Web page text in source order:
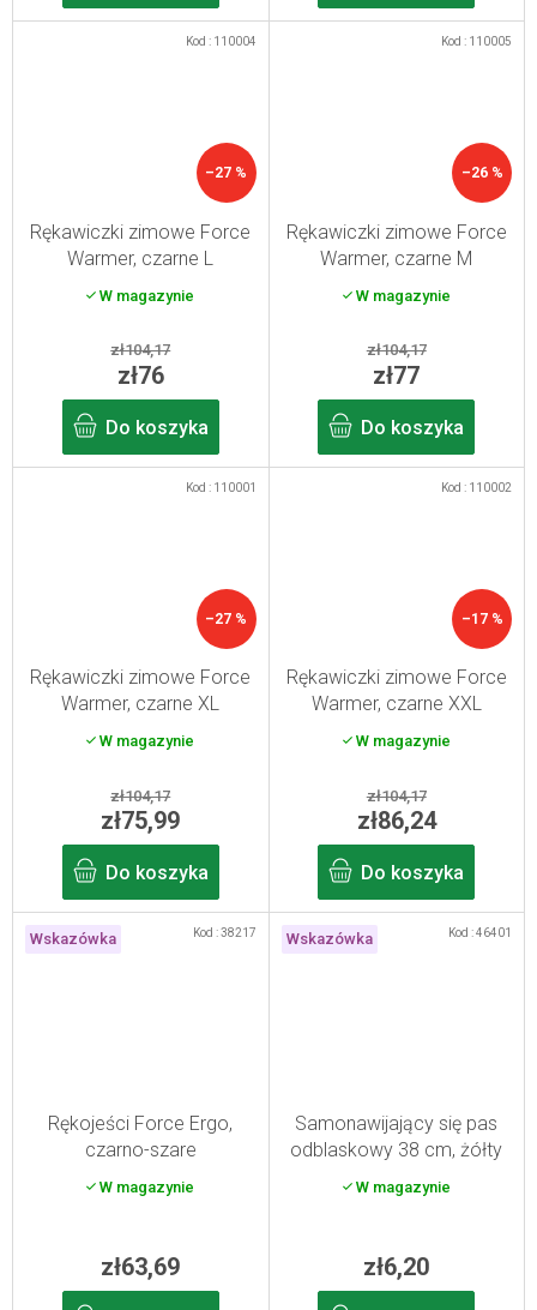
–27 %
Rękawiczki zimowe Force
Warmer, czarne L
W magazynie
zł104,17
zł76
Do koszyka
Kod : 110004
–26 %
Rękawiczki zimowe Force
Warmer, czarne M
W magazynie
zł104,17
zł77
Do koszyka
Kod : 110005
–27 %
Rękawiczki zimowe Force
Warmer, czarne XL
W magazynie
zł104,17
zł75,99
Do koszyka
Kod : 110001
–17 %
Rękawiczki zimowe Force
Warmer, czarne XXL
W magazynie
zł104,17
zł86,24
Do koszyka
Kod : 110002
Wskazówka
Rękojeści Force Ergo,
czarno-szare
W magazynie
zł63,69
Kod :38217 Wskazówka
Samonawijający się pas
odblaskowy 38 cm, żółty
W magazynie
zł6,20
Kod :46401